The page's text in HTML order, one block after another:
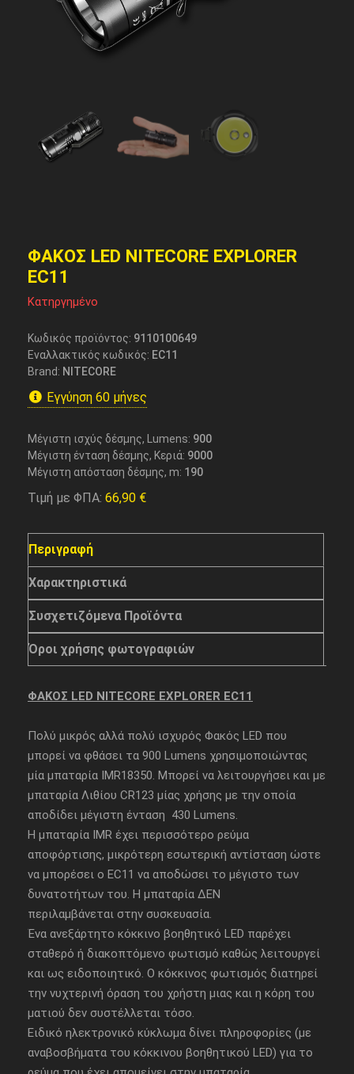
ΦΑΚΟΣ LED NITECORE EXPLORER
EC11
Κατηργημένο
Κωδικός προϊόντος: 9110100649
Εναλλακτικός κωδικός: EC11
Brand: NITECORE
Εγγύηση 60 μήνες
Μέγιστη ισχύς δέσμης, Lumens: 900
Μέγιστη ένταση δέσμης, Κεριά: 9000
Μέγιστη απόσταση δέσμης, m: 190
Τιμή με ΦΠΑ: 66,90 €
Περιγραφή
Χαρακτηριστικά
Συσχετιζόμενα Προϊόντα
Όροι χρήσης φωτογραφιών
ΦΑΚΟΣ LED NITECORE EXPLORER EC11
Πολύ μικρός αλλά πολύ ισχυρός Φακός LED που
μπορεί να φθάσει τα 900 Lumens χρησιμοποιώντας
μία μπαταρία IMR18350. Μπορεί να λειτουργήσει και με
μπαταρία Λιθίου CR123 μίας χρήσης με την οποία
αποδίδει μέγιστη ένταση 430 Lumens.
Η μπαταρία IMR έχει περισσότερο ρεύμα
αποφόρτισης, μικρότερη εσωτερική αντίσταση ώστε
να μπορέσει ο EC11 να αποδώσει το μέγιστο των
δυνατοτήτων του. Η μπαταρία ΔΕΝ
περιλαμβάνεται στην συσκευασία.
Ένα ανεξάρτητο κόκκινο βοηθητικό LED παρέχει
σταθερό ή διακοπτόμενο φωτισμό καθώς λειτουργεί
και ως ειδοποιητικό. Ο κόκκινος φωτισμός διατηρεί
την νυχτερινή όραση του χρήστη μιας και η κόρη του
ματιού δεν συστέλλεται τόσο.
Ειδικό ηλεκτρονικό κύκλωμα δίνει πληροφορίες (με
αναβοσβήματα του κόκκινου βοηθητικού LED) για το